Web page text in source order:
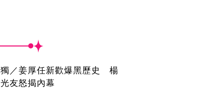
獨／姜厚任新歡爆黑歷史 楊
光友怒揭內幕